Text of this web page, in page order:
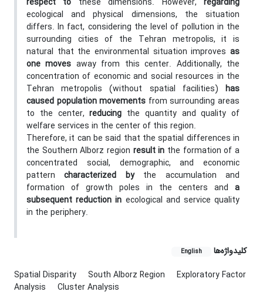
ecological and physical dimensions, the situation
differs. In fact, considering the level of pollution in the
surrounding cities of the Tehran metropolis, it is
natural that the environmental situation improves as
one moves away from this center. Additionally, the
concentration of economic and social resources in the
Tehran metropolis (without spatial facilities) has
caused population movements from surrounding areas
to the center,reducing the quantity and quality of
welfare services in the center of this region.
Therefore, it can be said that the spatial differences in
the Southern Alborz region result in the formation of a
concentrated social, demographic, and economic
patterncharacterized bythe accumulation and
formation of growth poles in the centers and a
subsequent reduction in ecological and service quality
in the periphery.
کلیدواژه‌ها English
Spatial Disparity South Alborz Region
Exploratory Factor
Analysis
Cluster Analysis